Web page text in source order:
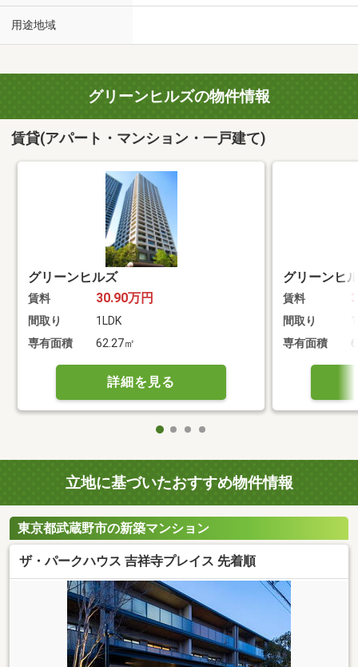
用途地域
グリーンヒルズの物件情報
賃貸(アパート・マンション・一戸建て)
グリーンヒルズ
賃料 30.90万円
間取り
1LDK
専有面積
62.27㎡
詳細を見る
グリーンヒ
賃料
間取り
専有面積
立地に基づいたおすすめ物件情報
東京都武蔵野市の新築マンション
ザ・パークハウス 吉祥寺プレイス 先着順